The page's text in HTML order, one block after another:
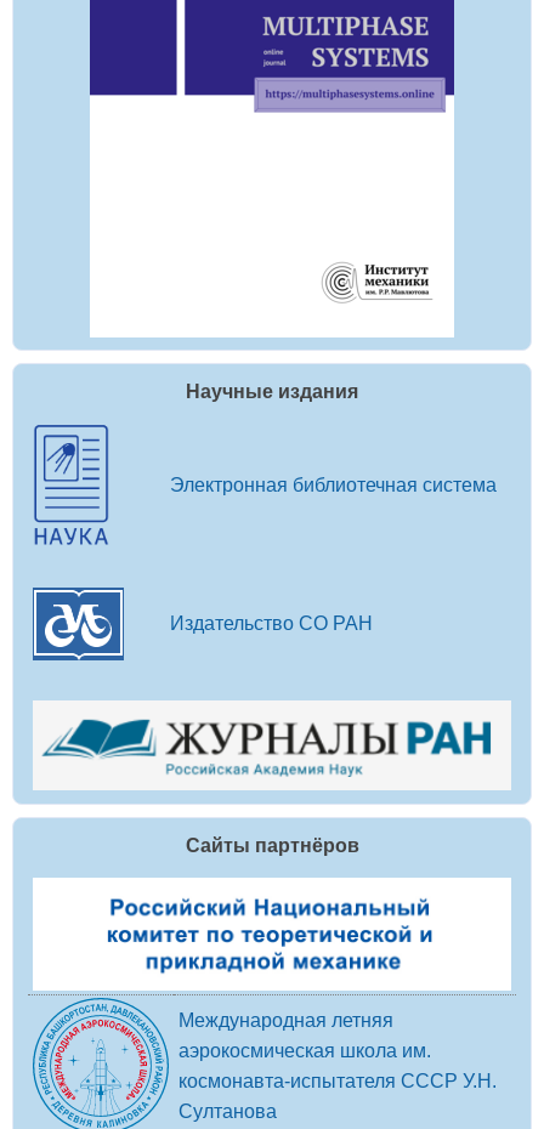
Научные издания
Электронная библиотечная система
Издательство СО РАН
Сайты партнёров
Международная летняя
аэрокосмическая школа им.
космонавта-испытателя СССР У.Н.
Султанова